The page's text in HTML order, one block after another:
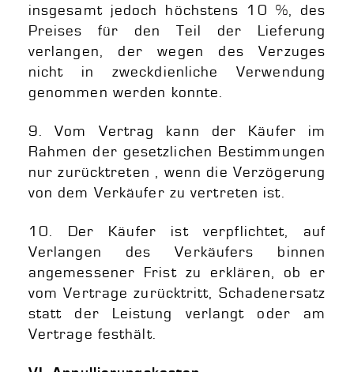
insgesamt jedoch höchstens 10 %, des
Preises für den Teil der Lieferung
verlangen, der wegen des Verzuges
nicht in zweckdienliche Verwendung
genommen werden konnte.
9. Vom Vertrag kann der Käufer im
Rahmen der gesetzlichen Bestimmungen
nur zurücktreten , wenn die Verzögerung
von dem Verkäufer zu vertreten ist.
10. Der Käufer ist verpflichtet, auf
Verlangen des Verkäufers binnen
angemessener Frist zu erklären, ob er
vom Vertrage zurücktritt, Schadenersatz
statt der Leistung verlangt oder am
Vertrage festhält.